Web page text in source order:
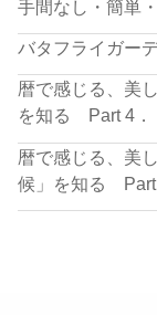
手間なし・簡単
バタフライガー
暦で感じる、美
を知る Part 4．
暦で感じる、美
候」を知る Part